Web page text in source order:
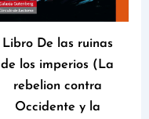
Libro De las ruinas
de los imperios (La
rebelion contra
Occidente y la